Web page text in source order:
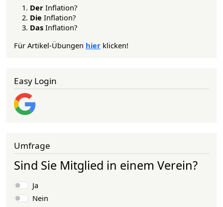
Der Inflation?
Die Inflation?
Das Inflation?
Für Artikel-Übungen hier klicken!
Easy Login
Umfrage
Sind Sie Mitglied in einem Verein?
Auswahlmöglichkeiten
Ja
Nein